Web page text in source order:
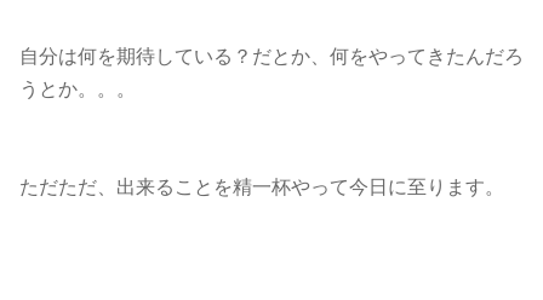
自分は何を期待している？だとか、何をやってきたんだろ
うとか。。。
ただただ、出来ることを精一杯やって今日に至ります。